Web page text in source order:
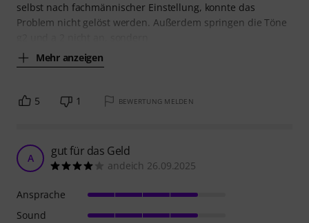
selbst nach fachmännischer Einstellung, konnte das
Problem nicht gelöst werden. Außerdem springen die Töne
Mehr anzeigen
5 1 BEWERTUNG MELDEN
A gut für das Geld
andeich 26.09.2025
Ansprache
Sound